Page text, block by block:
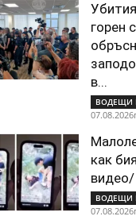
горен
в...
ВОДЕЩИ
как
видео/
ВОДЕЩИ